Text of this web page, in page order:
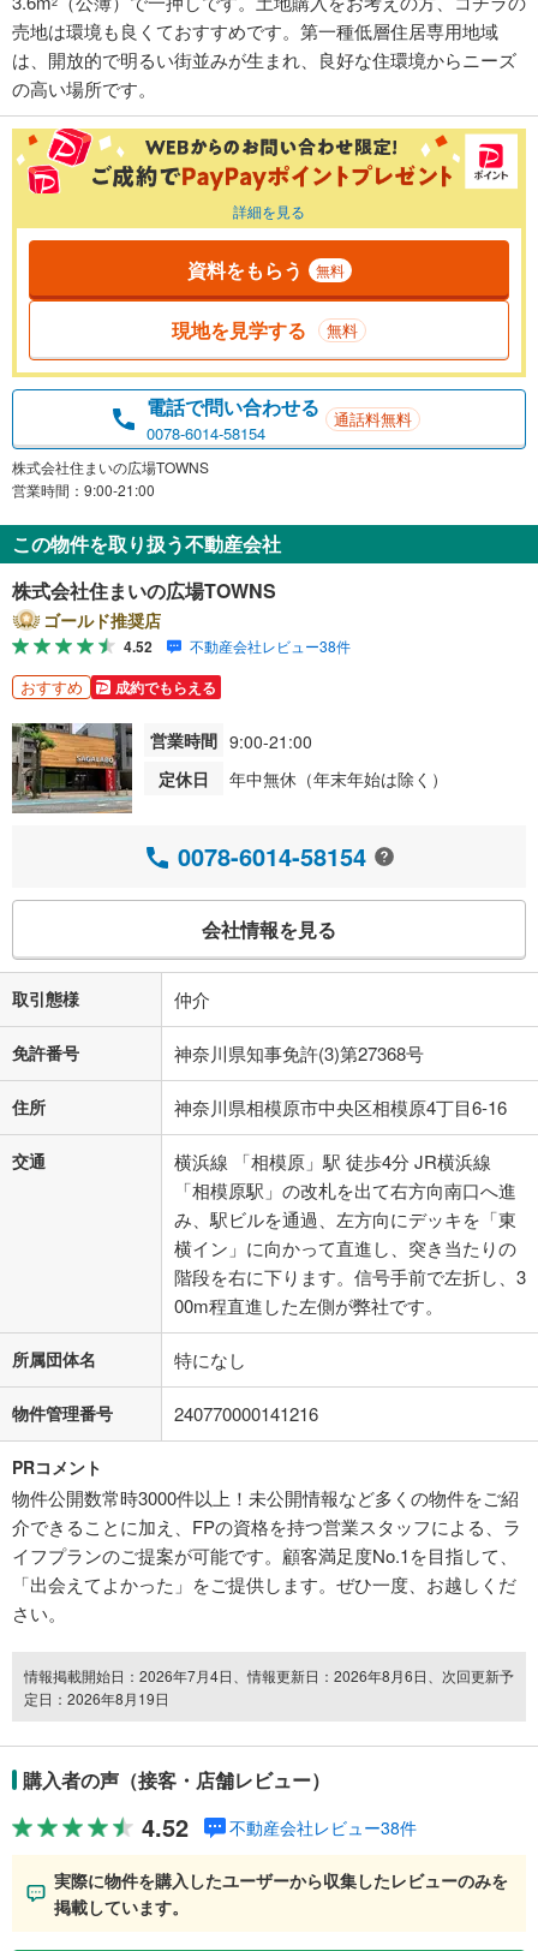
売地は環境も良くておすすめです。第一種低層住居専用地域
は、開放的で明るい街並みが生まれ、良好な住環境からニーズ
の高い場所です。
詳細を見る
資料をもらう 無料
現地を見学する 無料
電話で問い合わせる
0078-6014-58154
通話料無料
株式会社住まいの広場TOWNS
営業時間：9:00-21:00
この物件を取り扱う不動産会社
株式会社住まいの広場TOWNS
ゴールド推奨店
4.52 不動産会社レビュー38件
おすすめ 成約でもらえる
営業時間 9:00-21:00
定休日
年中無休（年末年始は除く）
0078-6014-58154
会社情報を見る
取引態様 仲介
免許番号 神奈川県知事免許(3)第27368号
住所 神奈川県相模原市中央区相模原4丁目6-16
交通
横浜線 「相模原」駅 徒歩4分 JR横浜線
「相模原駅」の改札を出て右方向南口へ進
み、駅ビルを通過、左方向にデッキを「東
横イン」に向かって直進し、突き当たりの
階段を右に下ります。信号手前で左折し、3
00m程直進した左側が弊社です。
所属団体名 特になし
物件管理番号 240770000141216
PRコメント
物件公開数常時3000件以上！未公開情報など多くの物件をご紹
介できることに加え、FPの資格を持つ営業スタッフによる、ラ
イフプランのご提案が可能です。顧客満足度No.1を目指して、
「出会えてよかった」をご提供します。ぜひ一度、お越しくだ
さい。
情報掲載開始日：2026年7月4日、情報更新日：2026年8月6日、次回更新予
定日：2026年8月19日
購入者の声（接客・店舗レビュー）
4.52 不動産会社レビュー38件
実際に物件を購入したユーザーから収集したレビューのみを
掲載しています。